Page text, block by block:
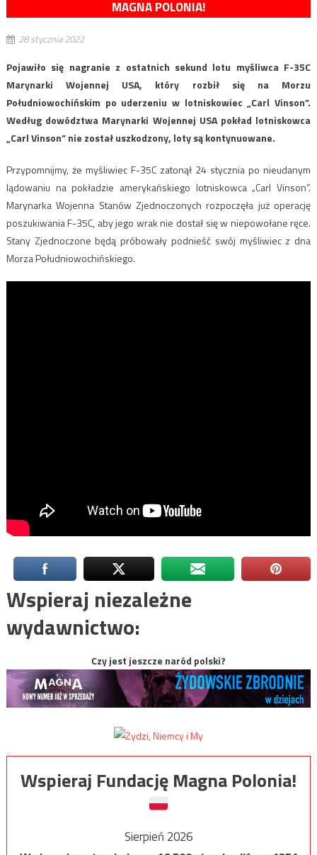
MAGNA POLONIA!
28 stycznia 2022
Pojawiło się nagranie z ostatnich sekund lotu myśliwca F-35C
Marynarki Wojennej USA, który rozbił się na Morzu
Południowochińskim po uderzeniu w lotniskowiec „Carl Vinson”.
Według dowództwa Marynarki Wojennej USA pokład lotniskowca
„Carl Vinson” nie został uszkodzony, loty są kontynuowane.
Przypomnijmy, że myśliwiec F-35C zatonął 24 stycznia po nieudanym
lądowaniu na pokładzie amerykańskiego lotniskowca „Carl Vinson”.
Marynarka Wojenna Stanów Zjednoczonych rozpoczęła już operację
poszukiwania F-35C, aby jego wrak nie dostał się w niepowołane ręce.
Stany Zjednoczone będą próbowały podnieść swój myśliwiec z dna
Morza Południowochińskiego.
Wspieraj niezależne
wydawnictwo:
Czy jest jeszcze naród polski?
Wspieraj Fundację Magna Polonia!
Sierpień 2026